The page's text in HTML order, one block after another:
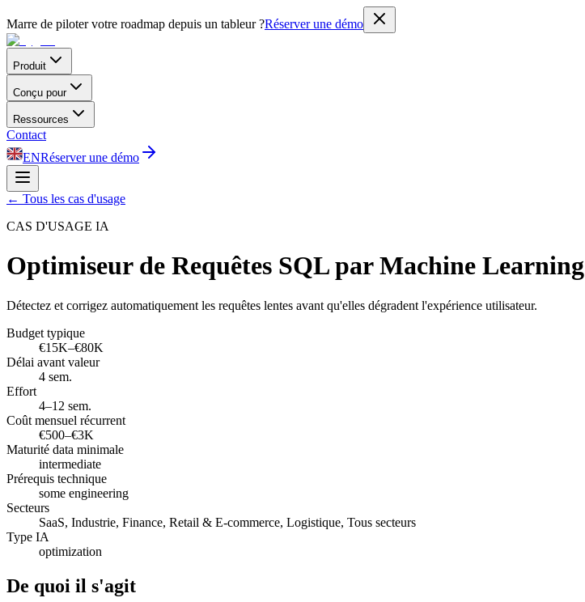
Marre de piloter votre roadmap depuis un tableur ?Réserver une démo
Produit
Conçu pour
Ressources
Contact
ENRéserver une démo
← Tous les cas d'usage
CAS D'USAGE IA
Optimiseur de Requêtes SQL par Machine Learning
Détectez et corrigez automatiquement les requêtes lentes avant qu'elles dégradent l'expérience utilisateur.
Budget typique
€15K–€80K
Délai avant valeur
4 sem.
Effort
4–12 sem.
Coût mensuel récurrent
€500–€3K
Maturité data minimale
intermediate
Prérequis technique
some engineering
Secteurs
SaaS, Industrie, Finance, Retail & E-commerce, Logistique, Tous secteurs
Type IA
optimization
De quoi il s'agit